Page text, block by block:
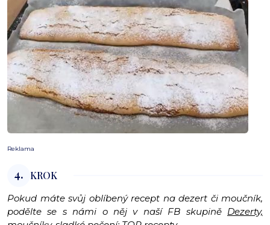
Reklama
4. KROK
Pokud máte svůj oblíbený recept na dezert či moučník,
podělte se s námi o něj v naší FB skupině Dezerty,